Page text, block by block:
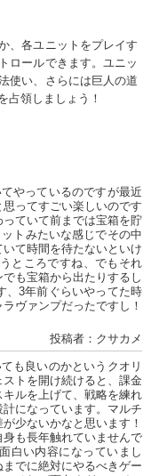
、各ユニットをプレイす
ロールできます。ユニッ
使い、さらには巨人の道
占領しましょう！
やっているのですが最近
ってすごい楽しいのです
ていて前までは宝箱を貯
トみたいな感じでその中
て時間を待たないといけ
ところですね、でもそれ
も宝箱から出たりするし
、3年前ぐらいやってた時
ヴァンプだったですし！
投稿者：クサカメ
も良いのかというクオリ
トを開け続けると、課金
ルを上げて、戦略を練れ
になっています。マルチ
少ないかなと思います！
も長年触れていませんで
白い内容になっていまし
でに絶対にやるべきゲー